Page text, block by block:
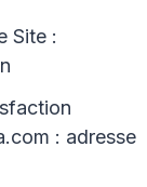
Site :
: adresse